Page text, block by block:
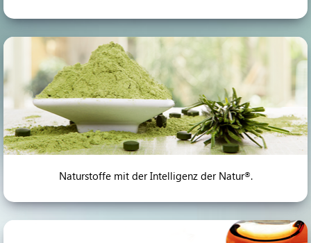
Naturstoffe mit der Intelligenz der Natur®.